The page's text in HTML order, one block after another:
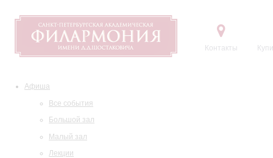
Контакты
Афиша
Все события
Большой зал
Малый зал
Лекции